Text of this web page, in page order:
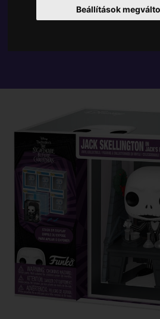
Beállítások